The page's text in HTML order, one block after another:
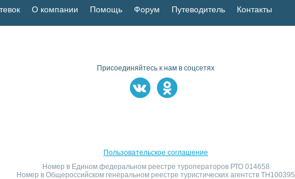
О компании Помощь Форум Путеводитель Контакты
Присоединяйтесь к нам в соцсетях
Пользовательское соглашение
Номер в Едином федеральном реестре туроператоров РТО 014658
Номер в Общероссийском генеральном реестре туристических агентств TH100395